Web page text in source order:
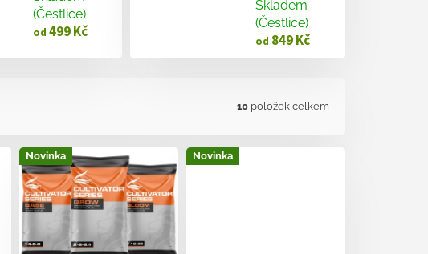
(Čestlice)
od 499 Kč
Skladem
(Čestlice)
od 849 Kč
10 položek celkem
Novinka Novinka